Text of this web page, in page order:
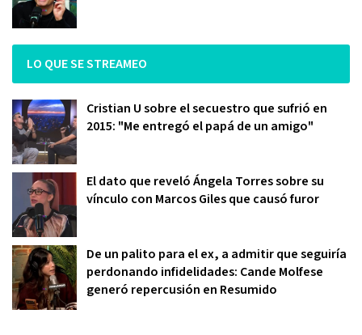
LO QUE SE STREAMEO
Cristian U sobre el secuestro que sufrió en
2015: "Me entregó el papá de un amigo"
El dato que reveló Ángela Torres sobre su
vínculo con Marcos Giles que causó furor
De un palito para el ex, a admitir que seguiría
perdonando infidelidades: Cande Molfese
generó repercusión en Resumido